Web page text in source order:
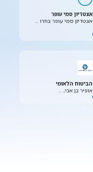
אצטדיון סמי עופר
אצטדיון סמי עופר בחרו …
הביטוח הלאומי
אופיר בן אבי, …